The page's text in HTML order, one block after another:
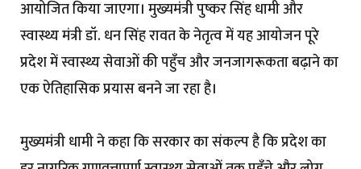
आयोजित किया जाएगा। मुख्यमंत्री पुष्कर सिंह धामी और
स्वास्थ्य मंत्री डॉ. धन सिंह रावत के नेतृत्व में यह आयोजन पूरे
प्रदेश में स्वास्थ्य सेवाओं की पहुँच और जनजागरूकता बढ़ाने का
एक ऐतिहासिक प्रयास बनने जा रहा है।
मुख्यमंत्री धामी ने कहा कि सरकार का संकल्प है कि प्रदेश का